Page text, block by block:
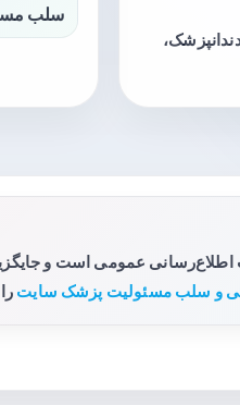
سلب
عمومی است و
و سلب مسئولیت پزشک سایت